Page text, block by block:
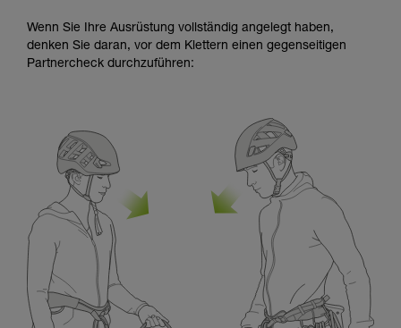
Wenn Sie Ihre Ausrüstung vollständig angelegt haben,
denken Sie daran, vor dem Klettern einen gegenseitigen
Partnercheck durchzuführen: